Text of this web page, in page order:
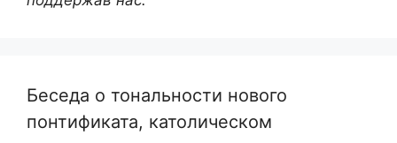
Беседа о тональности нового
понтификата, католическом